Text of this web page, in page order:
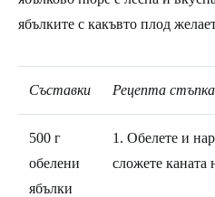
ябълките с какъвто плод
Съставки Рецепта
500 г
обелени
ябълки
1. Обелете и
сложете каната